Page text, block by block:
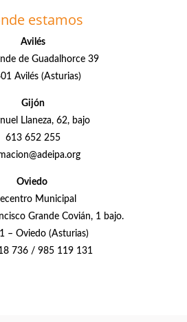
estamos
Avilés
de Guadalhorce 39
Avilés (Asturias)
Gijón
Llaneza, 62, bajo
613 652 255
Oviedo
Municipal
Grande Covián, 1 bajo.
– Oviedo (Asturias)
736 / 985 119 131